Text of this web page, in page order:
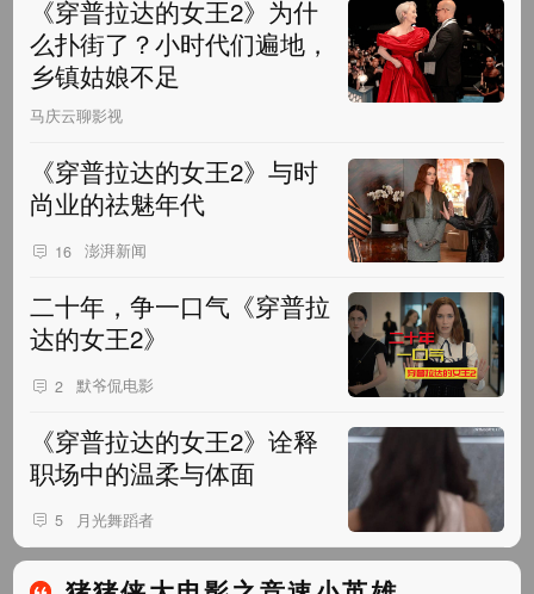
《穿普拉达的女王2》为什
么扑街了？小时代们遍地，
乡镇姑娘不足
马庆云聊影视
《穿普拉达的女王2》与时
尚业的祛魅年代
16 澎湃新闻
二十年，争一口气《穿普拉
达的女王2》
2 默爷侃电影
《穿普拉达的女王2》诠释
职场中的温柔与体面
5 月光舞蹈者